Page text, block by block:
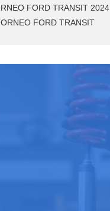
FORD TRANSIT 2024
FORD TRANSIT